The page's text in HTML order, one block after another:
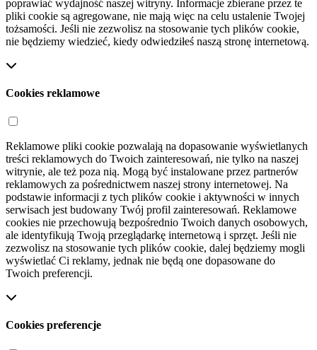
poprawiać wydajność naszej witryny. Informacje zbierane przez te
pliki cookie są agregowane, nie mają więc na celu ustalenie Twojej
tożsamości. Jeśli nie zezwolisz na stosowanie tych plików cookie,
nie będziemy wiedzieć, kiedy odwiedziłeś naszą stronę internetową.
Cookies reklamowe
Reklamowe pliki cookie pozwalają na dopasowanie wyświetlanych
treści reklamowych do Twoich zainteresowań, nie tylko na naszej
witrynie, ale też poza nią. Mogą być instalowane przez partnerów
reklamowych za pośrednictwem naszej strony internetowej. Na
podstawie informacji z tych plików cookie i aktywności w innych
serwisach jest budowany Twój profil zainteresowań. Reklamowe
cookies nie przechowują bezpośrednio Twoich danych osobowych,
ale identyfikują Twoją przeglądarkę internetową i sprzęt. Jeśli nie
zezwolisz na stosowanie tych plików cookie, dalej będziemy mogli
wyświetlać Ci reklamy, jednak nie będą one dopasowane do
Twoich preferencji.
Cookies preferencje